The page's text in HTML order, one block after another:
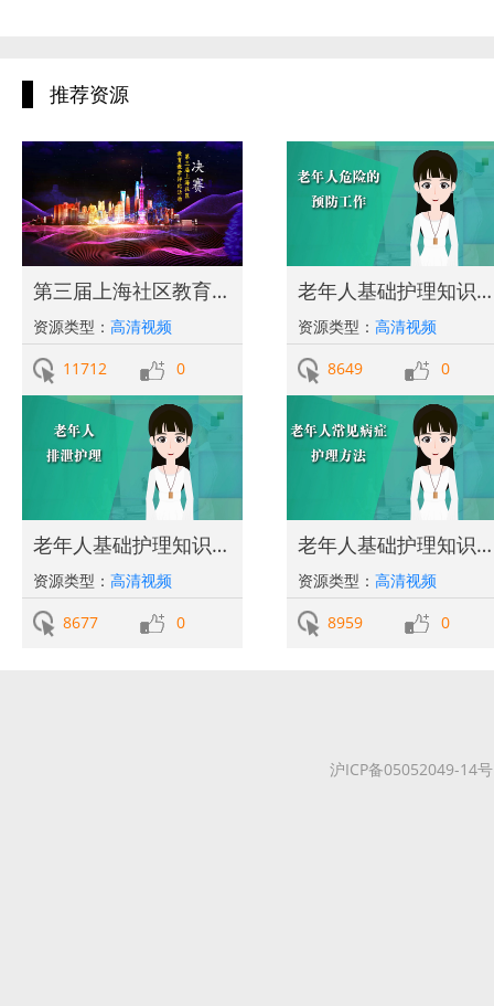
推荐资源
第三届上海社区教育教学评比决赛获奖作品
资源类型： 高清视频
11712
0
老年人基础护理知识-老年人危险的预防工作
资源类型： 高清视频
8649
0
老年人基础护理知识-老年人排泄护理
资源类型： 高清视频
8677
0
老年人基础护理知识-老年人常见病症护理方法
资源类型： 高清视频
8959
0
沪ICP备05052049-14号